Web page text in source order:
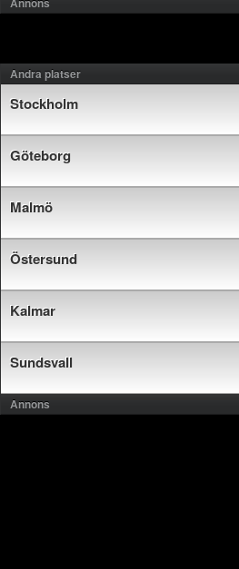
Andra platser
Stockholm
Göteborg
Malmö
Östersund
Kalmar
Sundsvall
Annons